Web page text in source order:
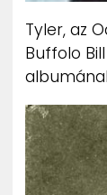
Tyler, az
Buffolo